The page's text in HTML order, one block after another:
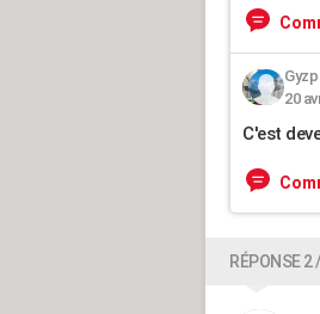
Gyzp
20
C'est
RÉPONSE 2